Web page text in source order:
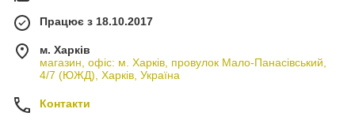
Працює з 18.10.2017
м. Харків
магазин, офіс: м. Харків, провулок Мало-Панасівський,
4/7 (ЮЖД), Харків, Україна
Контакти